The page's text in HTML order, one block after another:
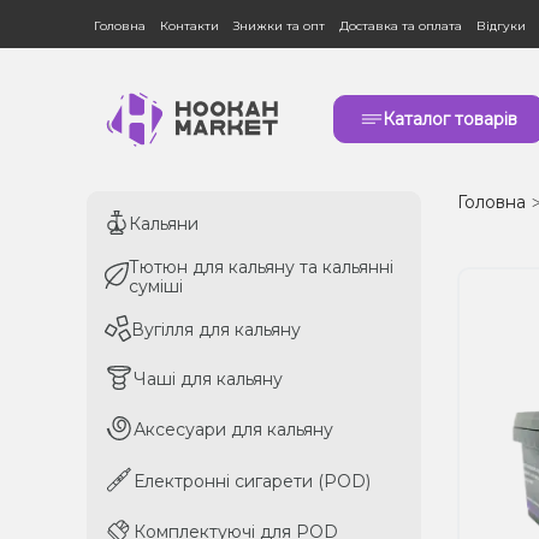
Головна Контакти Знижки та опт Доставка та оплата Відгуки
Каталог товарів
Кальяни
Тютюн для кальяну та кальянні
суміші
Вугілля для кальяну
Чаші для кальяну
Аксесуари для кальяну
Електронні сигарети (POD)
Комплектуючі для POD
Кальяни
Тютюн для кальяну та кальянні
суміші
Вугілля для кальяну
Чаші для кальяну
Аксесуари для кальяну
Електронні сигарети (POD)
Комплектуючі для POD
Головна